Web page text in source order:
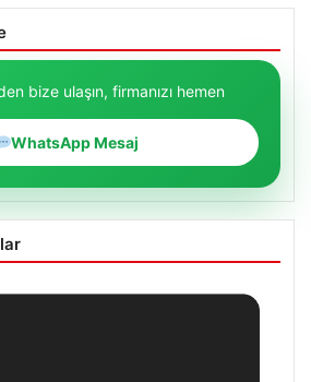
bize ulaşın, firmanızı hemen
WhatsApp Mesaj